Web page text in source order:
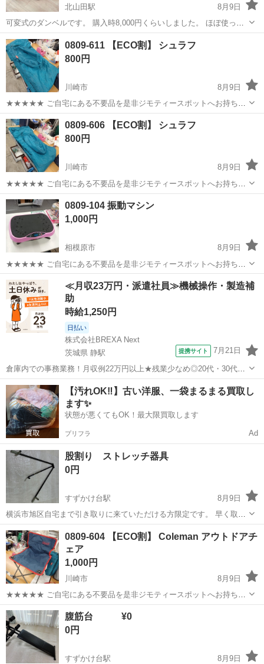
北山田駅
8月9日
可変式のダンベルです。 購入時8,000円くらいしました。 ほぼ使って
いませんので状態は綺麗です。 取っ手部分のサビ等もありません。 指
定場所（北山田駅付近）まで来ていただける方にお譲りします。 中古
品...
神奈川 横浜市 その他
0809-611 【ECO割】 シュラフ
800円
川崎市
8月9日
★★★★★ ご自宅にある不要品を是非ジモティースポットへお持ち込
みしませんか？ 家電、趣味・スポーツ・レジャー用品、こども用品、
衣料服飾品、生活雑貨、家具、本、CD・DVDなどが無料でまとめて持
ち込めます！ ※詳細はこ...
神奈川 川崎市 シュラフ
0809-606 【ECO割】 シュラフ
800円
川崎市
8月9日
★★★★★ ご自宅にある不要品を是非ジモティースポットへお持ち込
みしませんか？ 家電、趣味・スポーツ・レジャー用品、こども用品、
衣料服飾品、生活雑貨、家具、本、CD・DVDなどが無料でまとめて持
ち込めます！ ※詳細はこ...
神奈川 川崎市 シュラフ
0809-104 振動マシン
1,000円
相模原市
8月9日
★★★★★ ご自宅にある不要品を是非ジモティースポットへお持ち込
みしませんか？ 家電、趣味・スポーツ・レジャー用品、こども用品、
衣料服飾品、生活雑貨、家具、本、CD・DVDなどが無料でまとめて持
ち込めます！ ※詳細はこ...
神奈川 相模原市 フィットネス、トレーニング マシン
≪月収23万円・派遣社員≫機械操作・製造補
助
時給1,250円
日払い
株式会社BREXA Next
茨城県 静駅
提携サイト 7月21日
倉庫内での事務業務！月収例22万円以上★残業少なめ◎20代・30代・
40代の男女活躍中！空調完備で快適作業★食堂利用可◎マイカー通勤
OK◎無料駐車場完備！《茨城県常陸大宮市》 人気の工場のお仕事 ◇
電子部品製造倉庫内の事務...
茨城 常陸大宮市 その他
【汚れOK‼️】古い洋服、一袋まるまる買取し
ます✨
状態が悪くてもOK！最大限買取します
プリフラ Ad
股割り ストレッチ器具
0円
すずかけ台駅
8月9日
横浜市旭区自宅まで引き取りに来ていただける方限定です。 早く取り
に来られる方を優先させていただきます。 ノークレームノーリターン
でお願いします。
神奈川 横浜市 すずかけ台駅 フィットネス、トレーニング
0809-604 【ECO割】 Coleman アウトドアチ
ェア
1,000円
川崎市
8月9日
★★★★★ ご自宅にある不要品を是非ジモティースポットへお持ち込
みしませんか？ 家電、趣味・スポーツ・レジャー用品、こども用品、
衣料服飾品、生活雑貨、家具、本、CD・DVDなどが無料でまとめて持
ち込めます！ ※詳細はこ...
神奈川 川崎市 その他 Coleman
腹筋台 ¥0
0円
すずかけ台駅
8月9日